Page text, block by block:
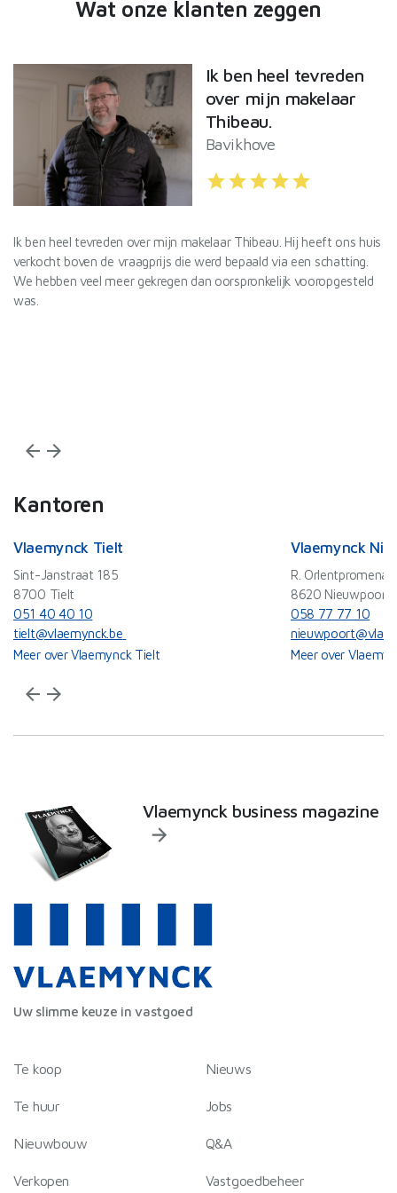
Wat onze klanten zeggen
Ik ben heel tevreden
over mijn makelaar
Thibeau.
Bavikhove
starstarstarstarstar
Ik ben heel tevreden over mijn makelaar Thibeau. Hij heeft ons huis
verkocht boven de vraagprijs die werd bepaald via een schatting.
We hebben veel meer gekregen dan oorspronkelijk vooropgesteld
was.
arrow_back arrow_forward
Kantoren
Vlaemynck Tielt
Sint-Janstraat 185
8700 Tielt
051 40 40 10
tielt@vlaemynck.be
Meer over Vlaemynck Tielt
Vlaemynck
R.
8620 Nieuwpoort
058 77 77 10
Meer over
arrow_back arrow_forward
Uw slimme keuze in vastgoed
Te koop
Te huur
Nieuwbouw
Verkopen
Nieuws
Jobs
Q&A
Vastgoedbeheer
Vlaemynck business magazine